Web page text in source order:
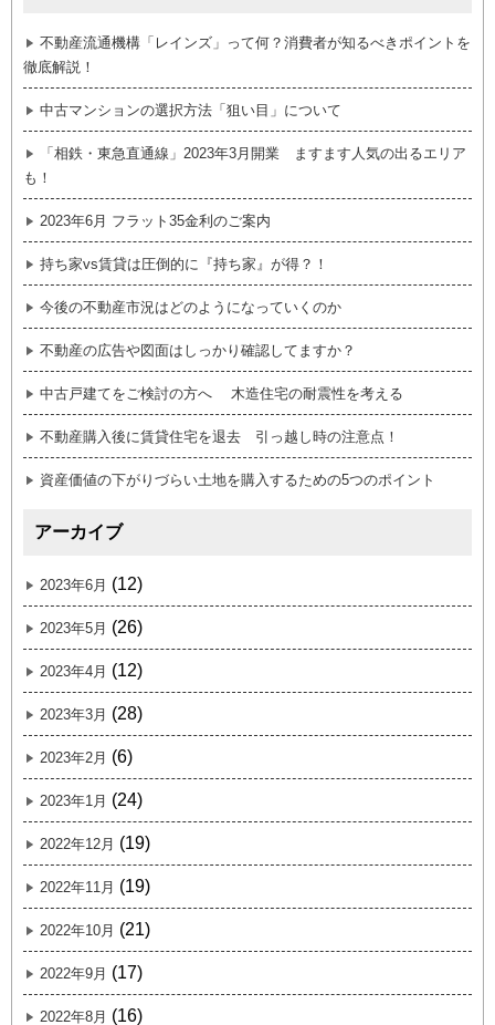
不動産流通機構「レインズ」って何？消費者が知るべきポイントを
徹底解説！
中古マンションの選択方法「狙い目」について
「相鉄・東急直通線」2023年3月開業 ますます人気の出るエリア
も！
2023年6月 フラット35金利のご案内
持ち家vs賃貸は圧倒的に『持ち家』が得？！
今後の不動産市況はどのようになっていくのか
不動産の広告や図面はしっかり確認してますか？
中古戸建てをご検討の方へ 木造住宅の耐震性を考える
不動産購入後に賃貸住宅を退去 引っ越し時の注意点！
資産価値の下がりづらい土地を購入するための5つのポイント
アーカイブ
2023年6月 (12)
2023年5月 (26)
2023年4月 (12)
2023年3月 (28)
2023年2月 (6)
2023年1月 (24)
2022年12月 (19)
2022年11月 (19)
2022年10月 (21)
2022年9月 (17)
2022年8月 (16)